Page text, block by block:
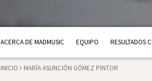
ACERCA DE MADMUSIC EQUIPO RESULTADOS
INICIO MARÍA ASUNCIÓN GÓMEZ PINTOR